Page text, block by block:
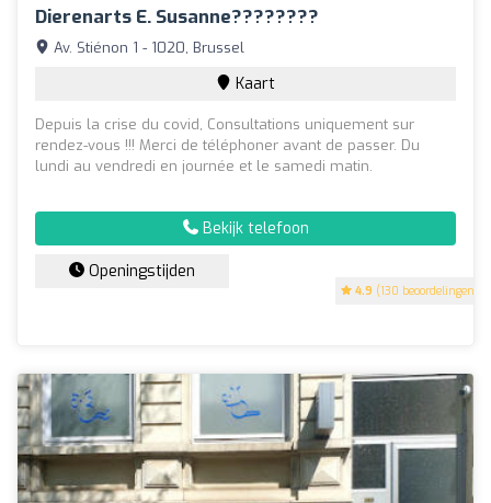
Dierenarts E. Susanne????????
4.9 (130 beoordelingen)
Av. Stiénon 1 - 1020, Brussel
Kaart
Depuis la crise du covid, Consultations uniquement sur
rendez-vous !!! Merci de téléphoner avant de passer. Du
lundi au vendredi en journée et le samedi matin.
Bekijk telefoon
Openingstijden